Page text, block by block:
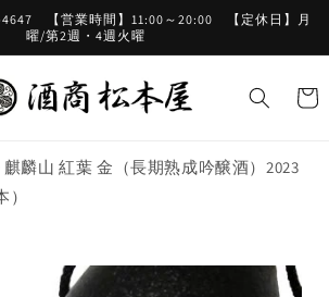
4647 【営業時間】11:00～20:00 【定休日】月
曜/第2週・4週火曜
ー
麒麟山 紅葉 金（長期熟成吟醸酒）2023